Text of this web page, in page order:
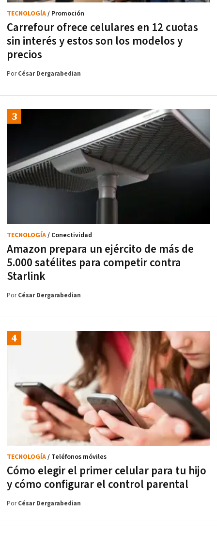
Carrefour ofrece celulares en 12 cuotas
sin interés y estos son los modelos y
precios
TECNOLOGÍA/ Promoción
PorCésar Dergarabedian
Amazon prepara un ejército de más de
5.000 satélites para competir contra
Starlink
TECNOLOGÍA/ Conectividad
PorCésar Dergarabedian
Cómo elegir el primer celular para tu hijo
y cómo configurar el control parental
TECNOLOGÍA/ Teléfonos móviles
PorCésar Dergarabedian